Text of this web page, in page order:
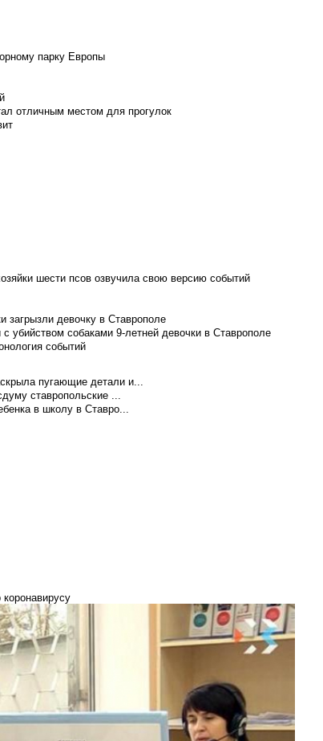
парку Европы
отличным местом для прогулок
шести псов озвучила свою версию событий
загрызли девочку в Ставрополе
собаками 9-летней девочки в Ставрополе
событий
пугающие детали и...
ставропольские ...
в школу в Ставро...